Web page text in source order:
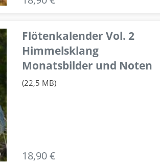
Flötenkalender Vol. 2
Himmelsklang
Monatsbilder und Noten
(22,5 MB)
18,90 €